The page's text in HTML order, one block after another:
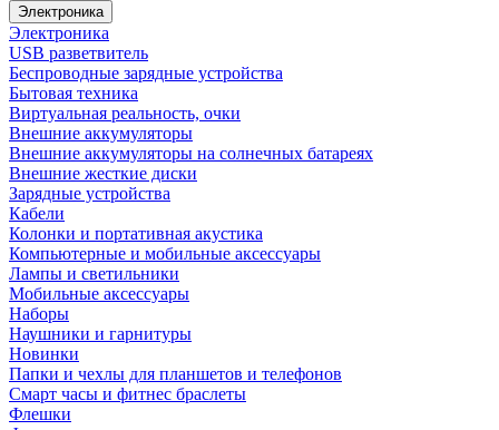
Электроника
Электроника
USB разветвитель
Беспроводные зарядные устройства
Бытовая техника
Виртуальная реальность, очки
Внешние аккумуляторы
Внешние аккумуляторы на солнечных батареях
Внешние жесткие диски
Зарядные устройства
Кабели
Колонки и портативная акустика
Компьютерные и мобильные аксессуары
Лампы и светильники
Мобильные аксессуары
Наборы
Наушники и гарнитуры
Новинки
Папки и чехлы для планшетов и телефонов
Смарт часы и фитнес браслеты
Флешки